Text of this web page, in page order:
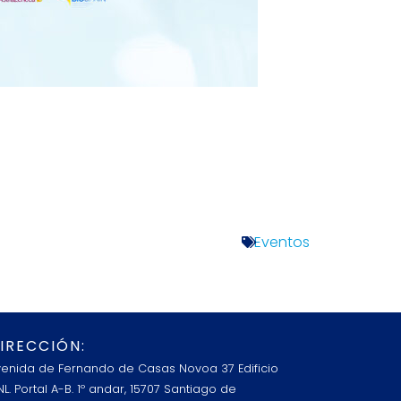
Eventos
de Fernando de Casas Novoa 37 Edificio
Portal A-B. 1º andar, 15707 Santiago de